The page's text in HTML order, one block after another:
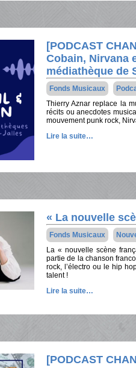
[PODCAST
Cobain, Nirvana
médiathèque de
Fonds Musicaux
Thierry Aznar replace la
récits ou anecdotes
mouvement punk rock,
Lire la suite…
« La nouvelle
Fonds Musicaux
La « nouvelle scène
partie de la chanson
rock, l’électro ou le hip
talent !
Lire la suite…
[PODCAST